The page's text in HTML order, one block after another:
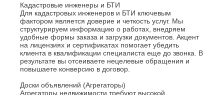
Кадастровые инженеры и БТИ
Для кадастровых инженеров и БТИ ключевым
фактором является доверие и четкость услуг. Мы
структурируем информацию о работах, внедряем
удобные формы заказа и загрузки документов. Акцент
на лицензиях и сертификатах помогает убедить
клиента в квалификации специалиста еще до звонка. В
результате вы отсеиваете нецелевые обращения и
повышаете конверсию в договор.
Доски объявлений (Агрегаторы)
Агрегаторы недвижимости требуют высокой